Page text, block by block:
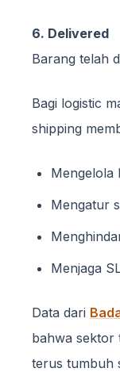
6. Delivered
Barang telah
Bagi logistic
shipping
Mengelola
Mengatur
Menjaga
Data dari
bahwa sektor
terus tumbuh